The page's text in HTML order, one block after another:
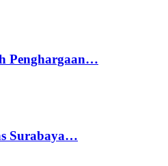
Penghargaan…
Surabaya…